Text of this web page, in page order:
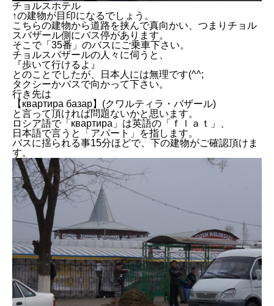
チョルスホテル
↑の建物が目印になるでしょう。
こちらの建物から道路を挟んで真向かい、つまりチョル
スバザール側にバス停があります。
そこで「35番」のバスにご乗車下さい。
チョルスバザールの人々に伺うと、
『歩いて行けるよ』
とのことでしたが、日本人には無理です(^^;
タクシーかバスで向かって下さい。
行き先は
【квартира базар】(クワルティラ・バザール)
と言って頂ければ問題ないかと思います。
ロシア語で「квартира」は英語の「ｆｌａｔ」、
日本語で言うと「アパート」を指します。
バスに揺られる事15分ほどで、下の建物がご確認頂けま
す。